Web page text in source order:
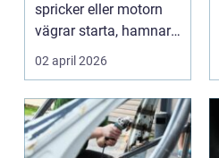
spricker eller motorn
vägrar starta, hamnar
många i samma läge...
02 april 2026